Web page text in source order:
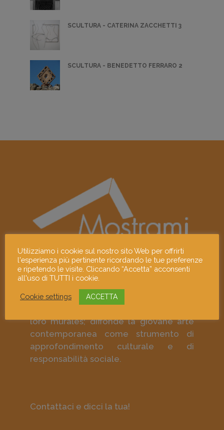
SCULTURA - CATERINA ZACCHETTI 3
SCULTURA - BENEDETTO FERRARO 2
Mostrami è un progetto culturale che
promuove i giovani linguaggi
contemporanei e gli artisti visivi
loro murales; diffonde la giovane arte
contemporanea come strumento di
approfondimento culturale e di
responsabilità sociale.
Contattaci e dicci la tua!
Utilizziamo i cookie sul nostro sito Web per offrirti
l'esperienza più pertinente ricordando le tue preferenze
e ripetendo le visite. Cliccando “Accetta” acconsenti
all'uso di TUTTI i cookie.
Cookie settings ACCETTA